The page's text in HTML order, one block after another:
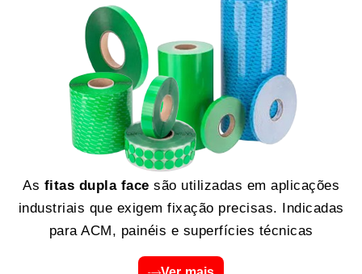
As fitas dupla face são utilizadas em aplicações
industriais que exigem fixação precisas. Indicadas
para ACM, painéis e superfícies técnicas